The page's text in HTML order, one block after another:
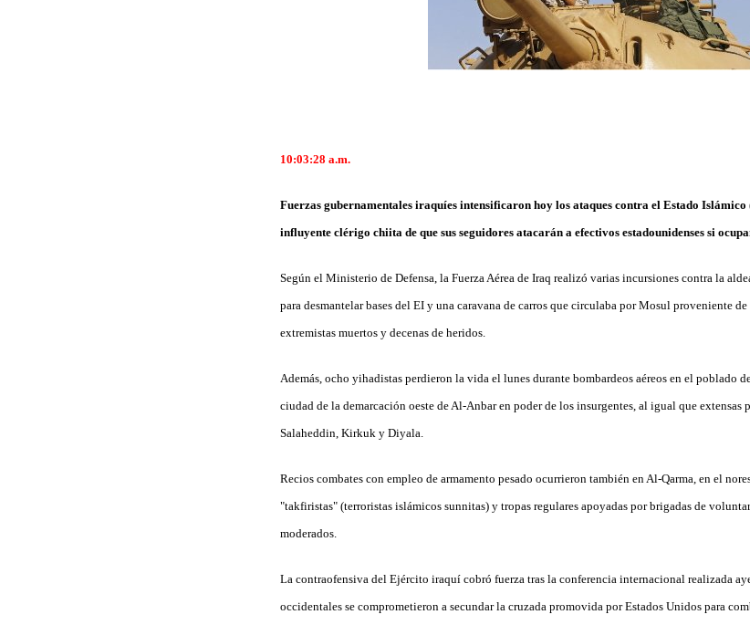
10:03:28 a.m.
Fuerzas gubernamentales iraquíes intensificaron hoy los ataques contra el Estado Islámico
influyente clérigo chiita de que sus seguidores atacarán a efectivos estadounidenses si
Según el Ministerio de Defensa, la Fuerza Aérea de Iraq realizó varias incursiones contra la
para desmantelar bases del EI y una caravana de carros que circulaba por Mosul proveniente
extremistas muertos y decenas de heridos.
Además, ocho yihadistas perdieron la vida el lunes durante bombardeos aéreos en el poblado
ciudad de la demarcación oeste de Al-Anbar en poder de los insurgentes, al igual que extensas
Salaheddin, Kirkuk y Diyala.
Recios combates con empleo de armamento pesado ocurrieron también en Al-Qarma, en el
"takfiristas" (terroristas islámicos sunnitas) y tropas regulares apoyadas por brigadas de
moderados.
La contraofensiva del Ejército iraquí cobró fuerza tras la conferencia internacional realizada
occidentales se comprometieron a secundar la cruzada promovida por Estados Unidos para